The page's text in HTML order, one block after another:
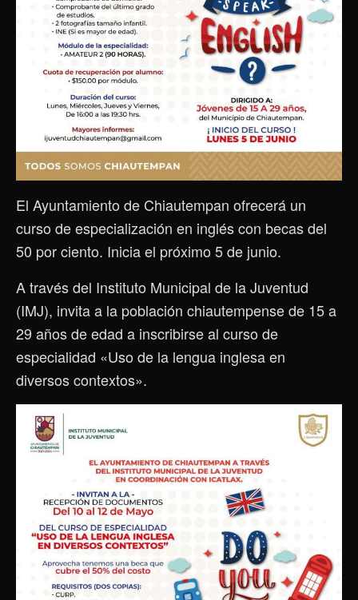
El Ayuntamiento de Chiautempan ofrecerá un
curso de especialización en inglés con becas del
50 por ciento. Inicia el próximo 5 de junio.
A través del Instituto Municipal de la Juventud
(IMJ), invita a la población chiautempense de 15 a
29 años de edad a inscribirse al curso de
especialidad «Uso de la lengua inglesa en
diversos contextos».